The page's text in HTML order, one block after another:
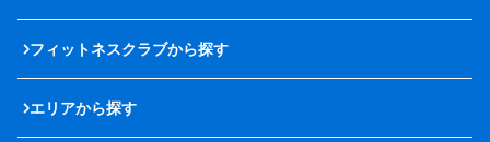
フィットネスクラブから探す
エリアから探す